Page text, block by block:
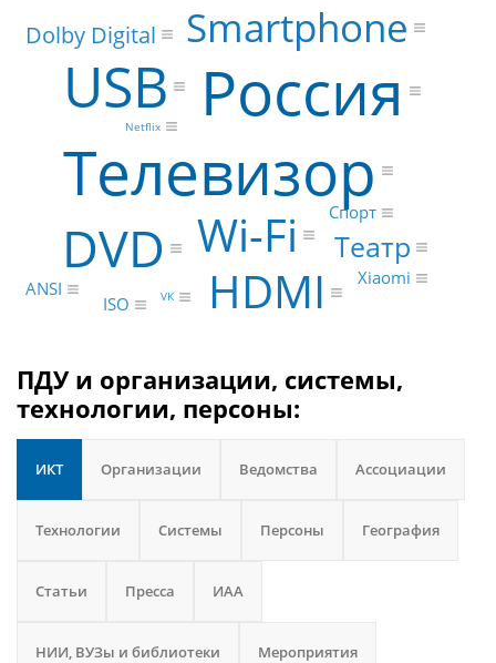
Телевизор
Россия
USB
DVD Wi-Fi
HDMI
Smartphone
Театр
Dolby Digital
Спорт
Xiaomi
ANSI
ISO
Netflix
VK
ПДУ и организации, системы,
технологии, персоны:
ИКТ Организации Ведомства Ассоциации
Технологии Системы Персоны География
Статьи Пресса ИАА
НИИ, ВУЗы и библиотеки Мероприятия